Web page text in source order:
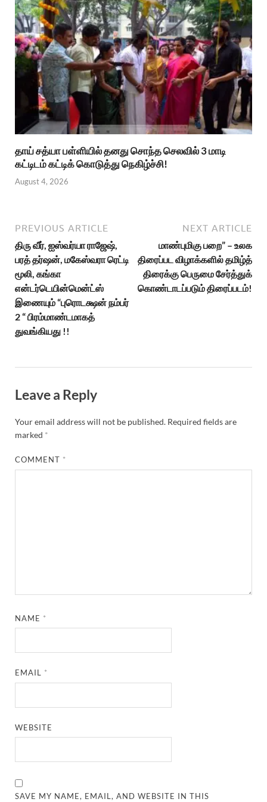
தாய் சத்யா பள்ளியில் தனது சொந்த செலவில் 3 மாடி
கட்டிடம் கட்டிக் கொடுத்து நெகிழ்ச்சி!
August 4, 2026
PREVIOUS ARTICLE
திரு வீர், ஐஸ்வர்யா ராஜேஷ்,
பரத் தர்ஷன், மகேஸ்வரா ரெட்டி
மூலி, கங்கா
என்டர்டெயின்மென்ட்ஸ்
இணையும் “புரொடக்ஷன் நம்பர்
2 “ பிரம்மாண்டமாகத்
துவங்கியது !!
NEXT ARTICLE
மாண்புமிகு பறை” – உலக
திரைப்பட விழாக்களில் தமிழ்த்
திரைக்கு பெருமை சேர்த்துக்
கொண்டாடப்படும் திரைப்படம்!
Leave a Reply
Your email address will not be published. Required fields are
marked *
COMMENT *
NAME *
EMAIL *
WEBSITE
SAVE MY NAME, EMAIL, AND WEBSITE IN THIS